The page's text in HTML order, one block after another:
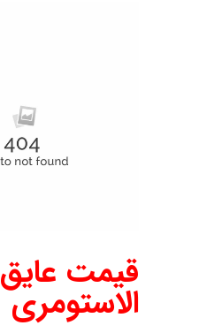
قیمت عایق
الاستومری EPDM